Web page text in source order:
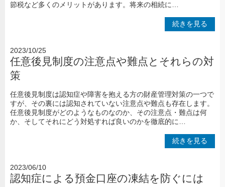
節税など多くのメリットがあります。将来の相続に…
続きを見る
2023/10/25
任意後見制度の注意点や難点とそれらの対
策
任意後見制度は認知症や障害を抱える方の財産管理対策の一つで
すが、その裏には認知されていない注意点や難点も存在します。
任意後見制度がどのようなものなのか、その注意点・難点は何
か、そしてそれにどう対処すれば良いのかを徹底的に…
続きを見る
2023/06/10
認知症による預金口座の凍結を防ぐには